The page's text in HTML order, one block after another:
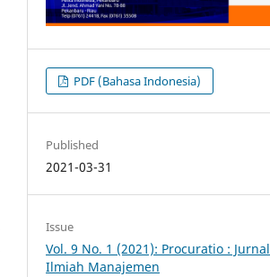
PDF (Bahasa Indonesia)
Published
2021-03-31
Issue
Vol. 9 No. 1 (2021): Procuratio : Jurnal
Ilmiah Manajemen